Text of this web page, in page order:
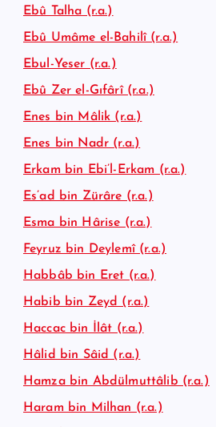
Ebû Talha (r.a.)
Ebû Umâme el-Bahilî (r.a.)
Ebul-Yeser (r.a.)
Ebû Zer el-Gıfârî (r.a.)
Enes bin Mâlik (r.a.)
Enes bin Nadr (r.a.)
Erkam bin Ebi’l-Erkam (r.a.)
Es’ad bin Zürâre (r.a.)
Esma bin Hârise (r.a.)
Feyruz bin Deylemî (r.a.)
Habbâb bin Eret (r.a.)
Habib bin Zeyd (r.a.)
Haccac bin İlât (r.a.)
Hâlid bin Sâid (r.a.)
Hamza bin Abdülmuttâlib (r.a.)
Haram bin Milhan (r.a.)